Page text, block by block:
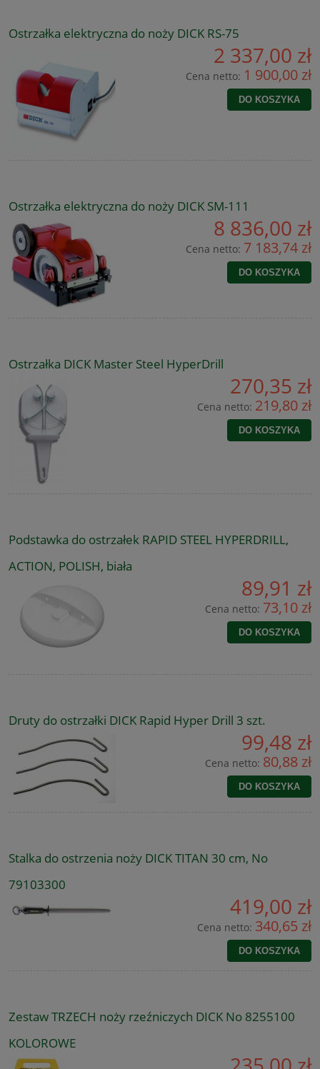
Ostrzałka elektryczna do noży DICK RS-75
2 337,00 zł
Cena netto: 1 900,00 zł
DO KOSZYKA
Ostrzałka elektryczna do noży DICK SM-111
8 836,00 zł
Cena netto: 7 183,74 zł
DO KOSZYKA
Ostrzałka DICK Master Steel HyperDrill
270,35 zł
Cena netto: 219,80 zł
DO KOSZYKA
Podstawka do ostrzałek RAPID STEEL HYPERDRILL,
ACTION, POLISH, biała
89,91 zł
Cena netto: 73,10 zł
DO KOSZYKA
Druty do ostrzałki DICK Rapid Hyper Drill 3 szt.
99,48 zł
Cena netto: 80,88 zł
DO KOSZYKA
Stalka do ostrzenia noży DICK TITAN 30 cm, No
79103300
419,00 zł
Cena netto: 340,65 zł
DO KOSZYKA
Zestaw TRZECH noży rzeźniczych DICK No 8255100
KOLOROWE